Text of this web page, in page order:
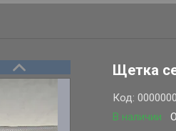
Щетка
В наличии
Код: